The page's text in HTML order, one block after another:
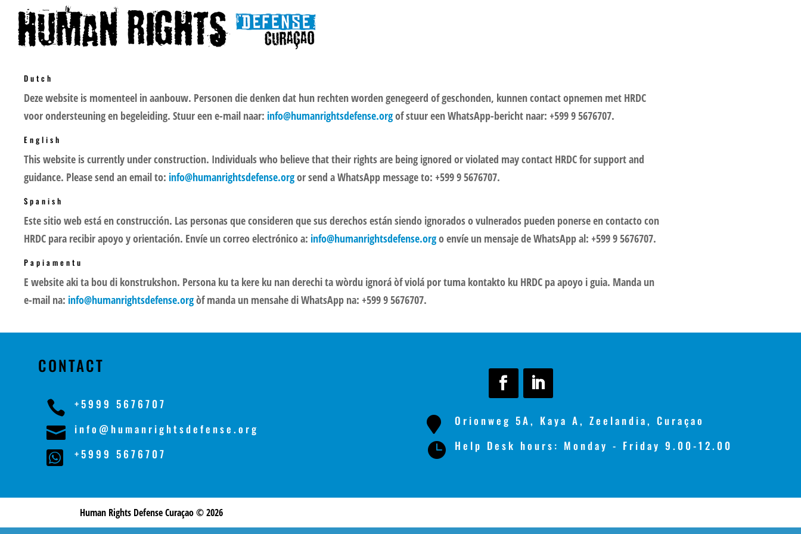
Dutch
Deze website is momenteel in aanbouw. Personen die denken dat hun rechten worden genegeerd of geschonden, kunnen contact opnemen met HRDC
voor ondersteuning en begeleiding. Stuur een e-mail naar: info@humanrightsdefense.orgof stuur een WhatsApp-bericht naar: +599 9 5676707.
English
This website is currently under construction. Individuals who believe that their rights are being ignored or violated may contact HRDC for support and
guidance. Please send an email to: info@humanrightsdefense.orgor send a WhatsApp message to: +599 9 5676707.
Spanish
Este sitio web está en construcción. Las personas que consideren que sus derechos están siendo ignorados o vulnerados pueden ponerse en contacto con
HRDC para recibir apoyo y orientación. Envíe un correo electrónico a: info@humanrightsdefense.orgo envíe un mensaje de WhatsApp al: +599 9 5676707.
Papiamentu
E website aki ta bou di konstrukshon. Persona ku ta kere ku nan derechi ta wòrdu ignorá òf violá por tuma kontakto ku HRDC pa apoyo i guia. Manda un
e-mail na: info@humanrightsdefense.orgòf manda un mensahe di WhatsApp na: +599 9 5676707.
CONTACT
 +5999 5676707
 info@humanrightsdefense.org
 +5999 5676707
 Orionweg 5A, Kaya A, Zeelandia, Curaçao
 Help Desk hours: Monday - Friday 9.00-12.00
Human Rights Defense Curaçao © 2026